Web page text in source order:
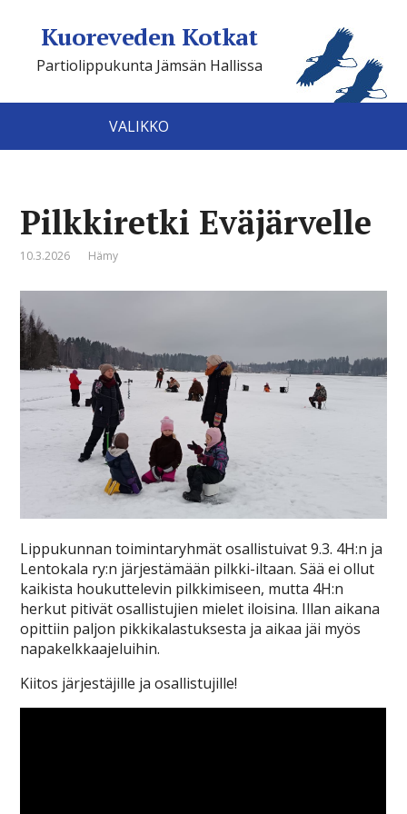
Kuoreveden Kotkat
Partiolippukunta Jämsän Hallissa
VALIKKO
Pilkkiretki Eväjärvelle
10.3.2026 Hämy
Lippukunnan toimintaryhmät osallistuivat 9.3. 4H:n ja
Lentokala ry:n järjestämään pilkki-iltaan. Sää ei ollut
kaikista houkuttelevin pilkkimiseen, mutta 4H:n
herkut pitivät osallistujien mielet iloisina. Illan aikana
opittiin paljon pikkikalastuksesta ja aikaa jäi myös
napakelkkaajeluihin.
Kiitos järjestäjille ja osallistujille!